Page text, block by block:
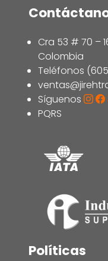
Cra 53 # 70 –
Colombia
Teléfonos
Síguenos
PQRS
Políticas